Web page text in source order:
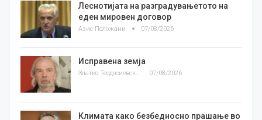
Леснотијата на разградувањетото на
еден мировен договор
Азис Положани 07/08/2026
Исправена земја
Златко Теодосиевски 07/08/2026
Климата како безбедносно прашање во